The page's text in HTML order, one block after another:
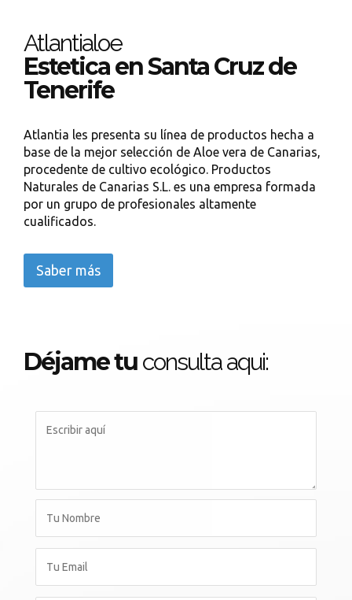
Atlantialoe
Estetica en Santa Cruz de
Tenerife
Atlantia les presenta su línea de productos hecha a
base de la mejor selección de Aloe vera de Canarias,
procedente de cultivo ecológico. Productos
Naturales de Canarias S.L. es una empresa formada
por un grupo de profesionales altamente
cualificados.
Saber más
Déjame tu consulta aqui: